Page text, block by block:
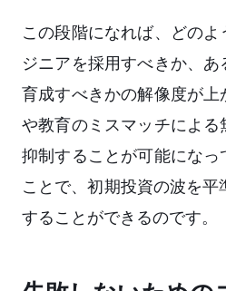
この段階になれば、どの
ジニアを採用すべきか、あ
育成すべきかの解像度が上
や教育のミスマッチによ
抑制することが可能にな
ことで、初期投資の波を
することができるのです。